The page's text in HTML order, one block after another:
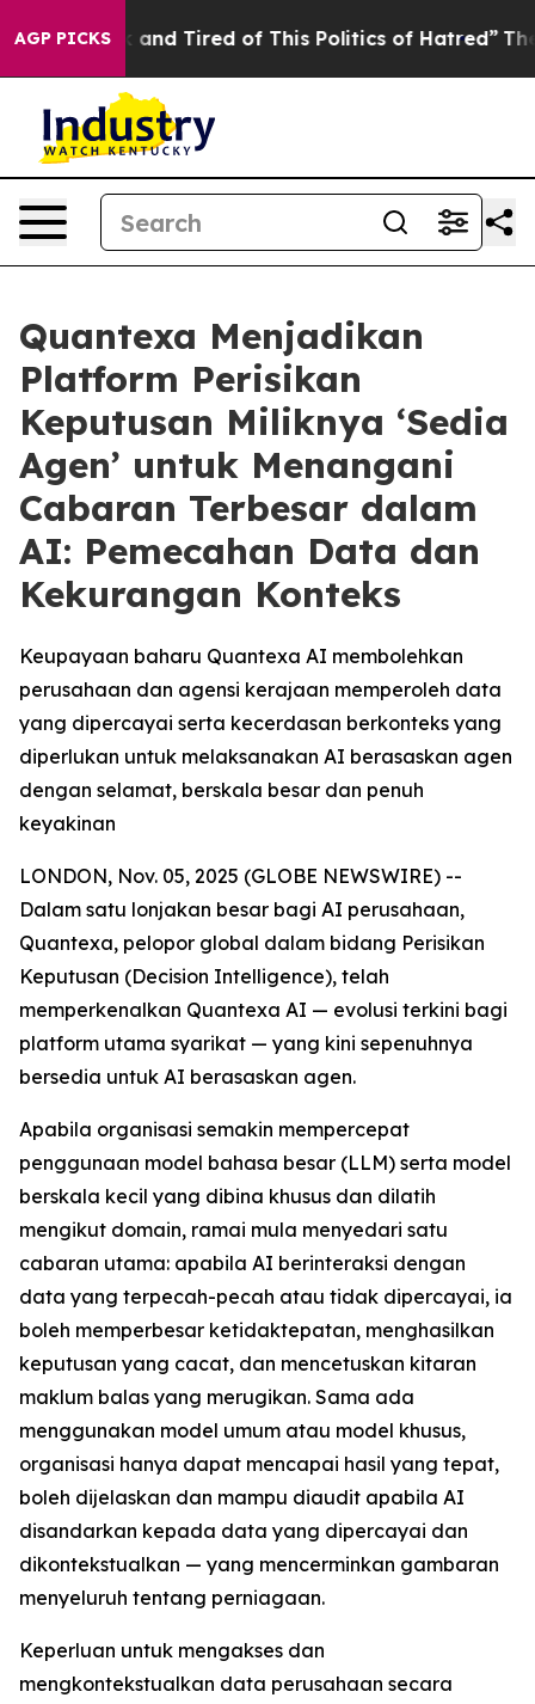
AGP PICKS
Sick and Tired of This Politics of Hatred” The Story
Quantexa Menjadikan
Platform Perisikan
Keputusan Miliknya ‘Sedia
Agen’ untuk Menangani
Cabaran Terbesar dalam
AI: Pemecahan Data dan
Kekurangan Konteks
Keupayaan baharu Quantexa AI membolehkan
perusahaan dan agensi kerajaan memperoleh data
yang dipercayai serta kecerdasan berkonteks yang
diperlukan untuk melaksanakan AI berasaskan agen
dengan selamat, berskala besar dan penuh
keyakinan
LONDON, Nov. 05, 2025 (GLOBE NEWSWIRE) --
Dalam satu lonjakan besar bagi AI perusahaan,
Quantexa, pelopor global dalam bidang Perisikan
Keputusan (Decision Intelligence), telah
memperkenalkan Quantexa AI — evolusi terkini bagi
platform utama syarikat — yang kini sepenuhnya
bersedia untuk AI berasaskan agen.
Apabila organisasi semakin mempercepat
penggunaan model bahasa besar (LLM) serta model
berskala kecil yang dibina khusus dan dilatih
mengikut domain, ramai mula menyedari satu
cabaran utama: apabila AI berinteraksi dengan
data yang terpecah-pecah atau tidak dipercayai, ia
boleh memperbesar ketidaktepatan, menghasilkan
keputusan yang cacat, dan mencetuskan kitaran
maklum balas yang merugikan. Sama ada
menggunakan model umum atau model khusus,
organisasi hanya dapat mencapai hasil yang tepat,
boleh dijelaskan dan mampu diaudit apabila AI
disandarkan kepada data yang dipercayai dan
dikontekstualkan — yang mencerminkan gambaran
menyeluruh tentang perniagaan.
Keperluan untuk mengakses dan
mengkontekstualkan data perusahaan secara